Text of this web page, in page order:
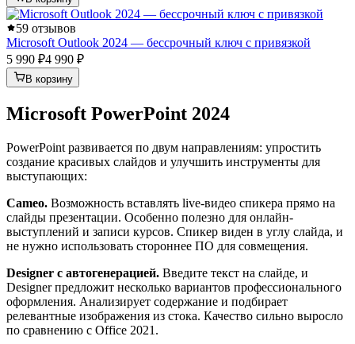
59 отзывов
Microsoft Outlook 2024 — бессрочный ключ с привязкой
5 990 ₽4 990 ₽
В корзину
Microsoft PowerPoint 2024
PowerPoint развивается по двум направлениям: упростить
создание красивых слайдов и улучшить инструменты для
выступающих:
Cameo. Возможность вставлять live-видео спикера прямо на
слайды презентации. Особенно полезно для онлайн-
выступлений и записи курсов. Спикер виден в углу слайда, и
не нужно использовать стороннее ПО для совмещения.
Designer с автогенерацией. Введите текст на слайде, и
Designer предложит несколько вариантов профессионального
оформления. Анализирует содержание и подбирает
релевантные изображения из стока. Качество сильно выросло
по сравнению с Office 2021.